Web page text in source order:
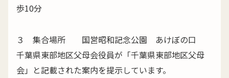
歩10分
３ 集合場所 国営昭和記念公園 あけぼの口
千葉県東部地区父母会役員が「千葉県東部地区父母
会」と記載された案内を提示しています。